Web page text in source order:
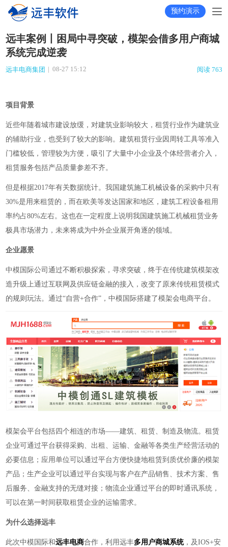
预约演示
远丰案例丨困局中寻突破，模架会借多用户商城
系统完成逆袭
远丰电商集团 | 08-27 15:12 阅读 763
项目背景
近些年随着城市建设放缓，对建筑业影响较大，租赁行业作为建筑业
的辅助行业，也受到了较大的影响。建筑租赁行业因周转工具等准入
门槛较低，管理较为方便，吸引了大量中小企业及个体经营者介入
，
租赁服务包括产品质量参差不齐。
但是根据2017年有关数据统计。我国建筑施工机械设备的采购中只有
30%是用来租赁的，而在欧美等发达国家和地区，建筑工程设备租用
率约占80%左右。这也在一定程度上说明我国建筑施工机械租赁业务
极具市场潜力，未来将成为中外企业展开角逐的领域。
企业愿景
中模国际公司通过不断积极探索，寻求突破，终于在传统建筑模架改
造升级上通过互联网及供应链金融的接入，改变了原来传统租赁模式
的规则玩法。通过“自营+合作”，中模国际搭建了模架会电商平台。
模架会平台包括四个相连的市场——建筑、租赁、制造及物流。租赁
企业可通过平台获得采购、出租、运输、金融等各类生产经营活动的
必要信息；应用单位可以通过平台方便快捷地租赁到质优价廉的模架
产品；生产企业可以通过平台实现与客户在产品销售、技术方案、售
后服务、金融支持的无缝对接；物流企业通过平台的即时通讯系统，
可以在第一时间获取租赁企业的运输需求。
为什么选择远丰
此次中模国际和远丰电商合作，利用远丰多用户商城系统， 及IOS+安